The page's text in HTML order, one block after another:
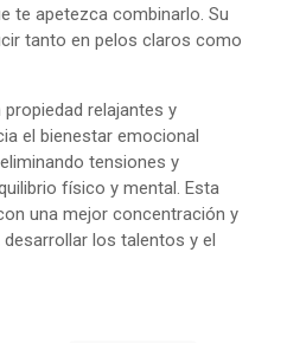
te apetezca combinarlo. Su
tanto en pelos claros como
relajantes y
el bienestar emocional
tensiones y
físico y mental. Esta
una mejor concentración y
los talentos y el